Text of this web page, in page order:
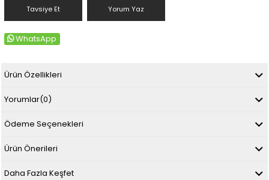
Tavsiye Et Yorum Yaz
WhatsApp
Ürün Özellikleri
Yorumlar(0)
Ödeme Seçenekleri
Ürün Önerileri
Daha Fazla Keşfet